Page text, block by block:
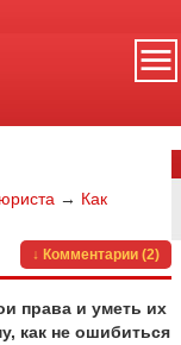
→ Как
↓ Комментарии (2)
права и уметь их
как не ошибиться